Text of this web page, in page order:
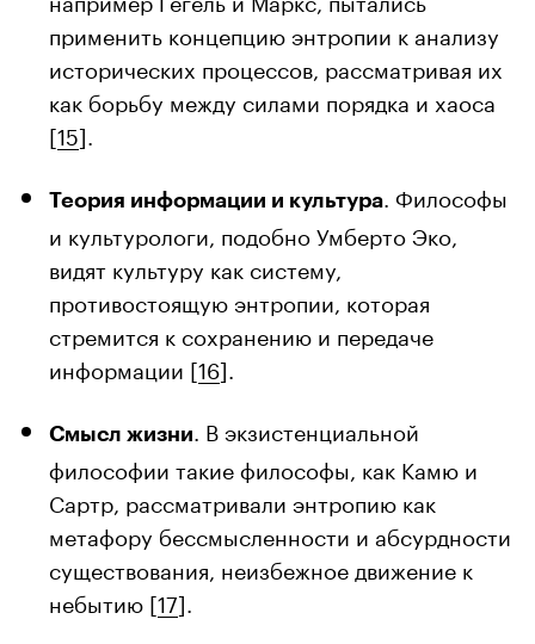
применить концепцию энтропии к анализу
исторических процессов, рассматривая их
как борьбу между силами порядка и хаоса
[15].
Теория информации и культура . Философы
и культурологи, подобно Умберто Эко,
видят культуру как систему,
противостоящую энтропии, которая
стремится к сохранению и передаче
информации [16].
Смысл жизни
. В экзистенциальной
философии такие философы, как Камю и
Сартр, рассматривали энтропию как
метафору бессмысленности и абсурдности
существования, неизбежное движение к
небытию [17].